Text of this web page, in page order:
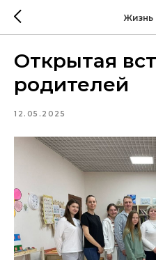
Открытая
родителей
12.05.2025